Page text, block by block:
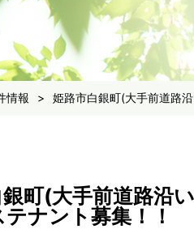
情報 > 姫路市白銀町(大手前道路
町(大手前道路沿
ナント募集！！